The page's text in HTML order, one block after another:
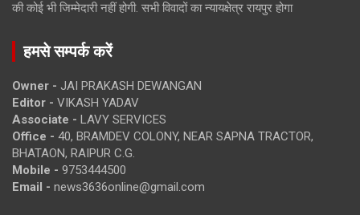
की कोई भी जिम्मेदारी नहीं होगी. सभी विवादों का न्यायक्षेत्र रायपुर होगा
हमसे सम्पर्क करें
Owner - JAI PRAKASH DEWANGAN
Editor - VIKASH YADAV
Associate - LAVY SERVICES
Office - 40, BRAMDEV COLONY, NEAR SAPNA TRACTOR,
BHATAON, RAIPUR C.G.
Mobile - 9753444500
Email - news3636online@gmail.com